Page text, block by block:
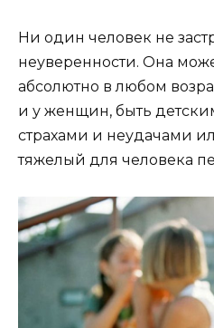
Ни один человек не
неуверенности. Она
абсолютно в любом
и у женщин, быть
страхами и неудачами
тяжелый для человека